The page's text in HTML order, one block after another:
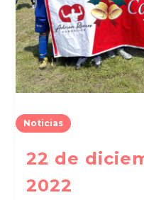
Noticias
22 de
2022